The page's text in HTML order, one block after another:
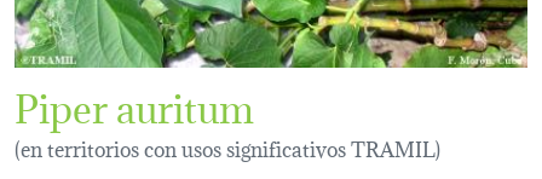
Piper auritum
(en territorios con usos significativos TRAMIL)